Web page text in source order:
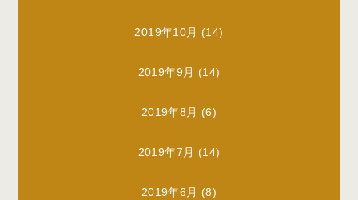
2019年10月 (14)
2019年9月 (14)
2019年8月 (6)
2019年7月 (14)
2019年6月 (8)